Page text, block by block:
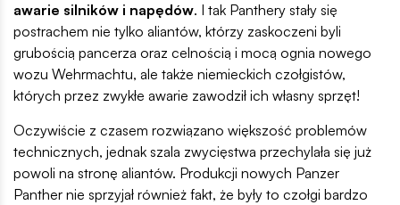
awarie silników i napędów. I tak Panthery stały się
postrachem nie tylko aliantów, którzy zaskoczeni byli
grubością pancerza oraz celnością i mocą ognia nowego
wozu Wehrmachtu, ale także niemieckich czołgistów,
których przez zwykłe awarie zawodził ich własny sprzęt!
Oczywiście z czasem rozwiązano większość problemów
technicznych, jednak szala zwycięstwa przechylała się już
powoli na stronę aliantów. Produkcji nowych Panzer
Panther nie sprzyjał również fakt, że były to czołgi bardzo